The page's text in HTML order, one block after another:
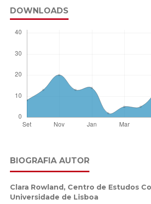
DOWNLOADS
BIOGRAFIA AUTOR
Clara Rowland, Centro de Estudos
Universidade de Lisboa